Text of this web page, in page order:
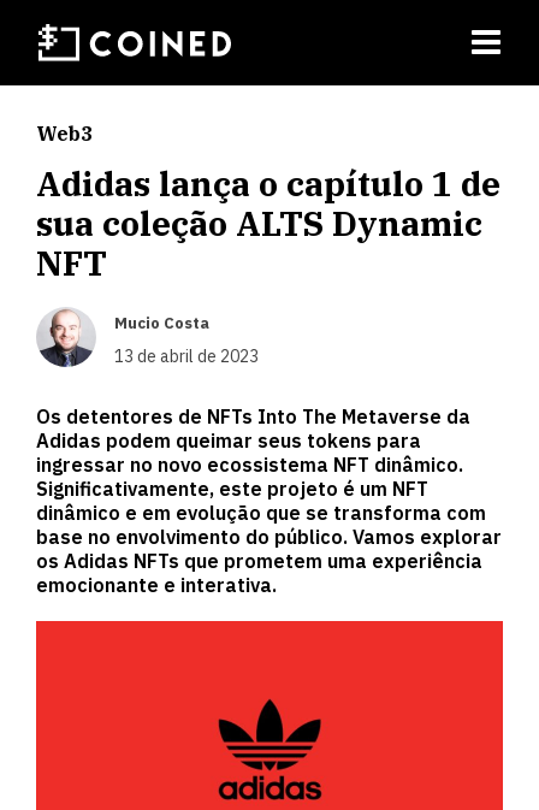
Web3
Adidas lança o capítulo 1 de
sua coleção ALTS Dynamic
NFT
Mucio Costa
13 de abril de 2023
Os detentores de NFTs Into The Metaverse da
Adidas podem queimar seus tokens para
ingressar no novo ecossistema NFT dinâmico.
Significativamente, este projeto é um NFT
dinâmico e em evolução que se transforma com
base no envolvimento do público. Vamos explorar
os Adidas NFTs que prometem uma experiência
emocionante e interativa.